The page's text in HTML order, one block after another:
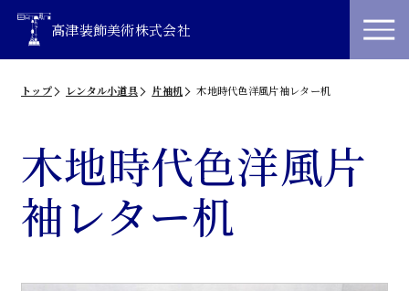
高津装飾美術株式会社
トップ レンタル小道具 片袖机 木地時代色洋風片袖レター机
木地時代色洋風片
袖レター机